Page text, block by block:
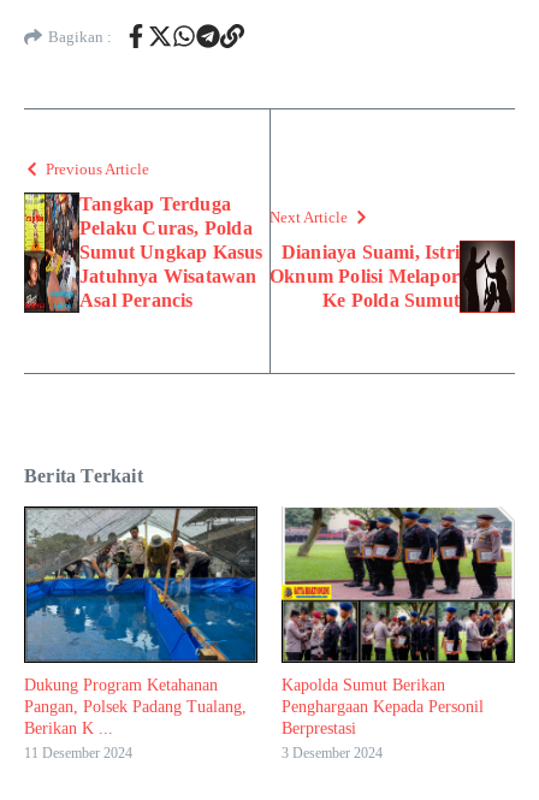
Bagikan :
Previous Article
Tangkap Terduga
Pelaku Curas, Polda
Sumut Ungkap Kasus
Jatuhnya Wisatawan
Asal Perancis
Next Article
Dianiaya Suami, Istri
Oknum Polisi Melapor
Ke Polda Sumut
Berita Terkait
Dukung Program Ketahanan
Pangan, Polsek Padang Tualang,
Berikan K ...
11 Desember 2024
Kapolda Sumut Berikan
Penghargaan Kepada Personil
Berprestasi
3 Desember 2024